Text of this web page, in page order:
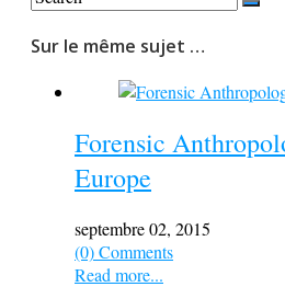
Sur le même sujet …
Forensic
Europe
septembre 02, 2015
(0) Comments
Read more...